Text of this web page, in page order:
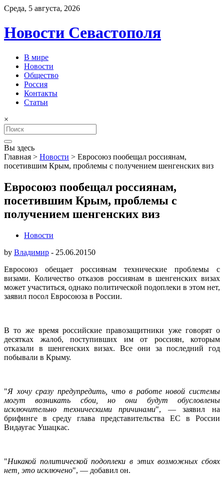
Среда, 5 августа, 2026
Новости Севастополя
В мире
Новости
Общество
Россия
Контакты
Статьи
×
Search
for:
Вы здесь
Главная > Новости > Евросоюз пообещал россиянам,
посетившим Крым, проблемы с получением шенгенских виз
Евросоюз пообещал россиянам,
посетившим Крым, проблемы с
получением шенгенских виз
Новости
by Владимир - 25.06.20150
Евросоюз обещает россиянам технические проблемы с
визами. Количество отказов россиянам в шенгенских визах
может участиться, однако политической подоплеки в этом нет,
заявил посол Евросоюза в России.
В то же время российские правозащитники уже говорят о
десятках жалоб, поступивших им от россиян, которым
отказали в шенгенских визах. Все они за последний год
побывали в Крыму.
"Я хочу сразу предупредить, что в работе новой системы
могут возникать сбои, но они будут обусловлены
исключительно техническими причинами", — заявил на
брифинге в среду глава представительства ЕС в России
Видаугас Ушацкас.
"Никакой политической подоплеки в этих возможных сбоях
нет, это исключено", — добавил он.